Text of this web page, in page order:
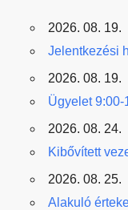
2026. 08. 19.
Jelentkezési
2026. 08. 19.
Ügyelet 9:00-
2026. 08. 24.
Kibővített
2026. 08. 25.
Alakuló